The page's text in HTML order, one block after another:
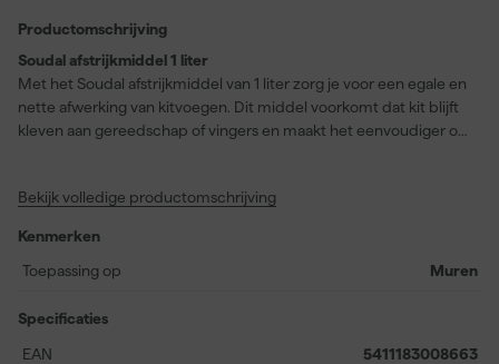
Productomschrijving
Soudal afstrijkmiddel 1 liter
Met het Soudal afstrijkmiddel van 1 liter zorg je voor een egale en
nette afwerking van kitvoegen. Dit middel voorkomt dat kit blijft
kleven aan gereedschap of vingers en maakt het eenvoudiger om
siliconen- en acrylaatkit, en zorgt voor een professioneel resultaat
eenvoudig aan met een spuitfles of spons en strijkt de voeg
daarna direct glad. Dankzij de ruime inhoud van 1 liter kun je
Bekijk volledige productomschrijving
Kenmerken
Toepassing op
Muren
Specificaties
EAN
5411183008663